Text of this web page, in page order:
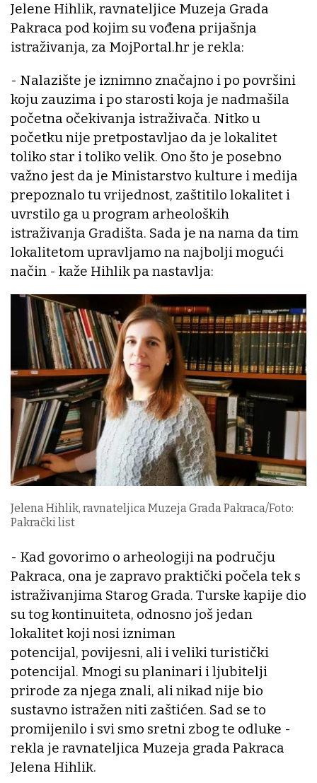
Jelene Hihlik, ravnateljice Muzeja Grada
Pakraca pod kojim su vođena prijašnja
istraživanja, za MojPortal.hr je rekla:
- Nalazište je iznimno značajno i po površini
koju zauzima i po starosti koja je nadmašila
početna očekivanja istraživača. Nitko u
početku nije pretpostavljao da je lokalitet
toliko star i toliko velik. Ono što je posebno
važno jest da je Ministarstvo kulture i medija
prepoznalo tu vrijednost, zaštitilo lokalitet i
uvrstilo ga u program arheoloških
istraživanja Gradišta. Sada je na nama da tim
lokalitetom upravljamo na najbolji mogući
način - kaže Hihlik pa nastavlja:
Jelena Hihlik, ravnateljica Muzeja Grada Pakraca/Foto:
Pakrački list
- Kad govorimo o arheologiji na području
Pakraca, ona je zapravo praktički počela tek s
istraživanjima Starog Grada. Turske kapije dio
su tog kontinuiteta, odnosno još jedan
lokalitet koji nosi izniman
potencijal, povijesni, ali i veliki turistički
potencijal. Mnogi su planinari i ljubitelji
prirode za njega znali, ali nikad nije bio
sustavno istražen niti zaštićen. Sad se to
promijenilo i svi smo sretni zbog te odluke -
rekla je ravnateljica Muzeja grada Pakraca
Jelena Hihlik.